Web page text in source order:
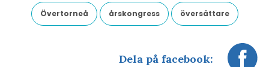
Övertorneå årskongress översättare
Dela på facebook: